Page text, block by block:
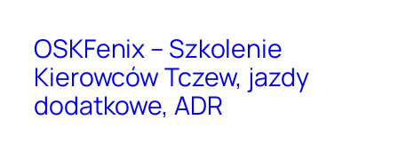
OSKFenix – Szkolenie
Kierowców Tczew, jazdy
dodatkowe, ADR